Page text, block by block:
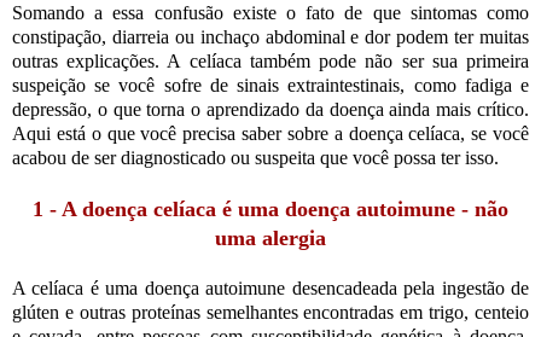
Somando a essa confusão existe o fato de que sintomas como
constipação, diarreia ou inchaço abdominal e dor podem ter muitas
outras explicações. A celíaca também pode não ser sua primeira
suspeição se você sofre de sinais extraintestinais, como fadiga e
depressão, o que torna o aprendizado da doença ainda mais crítico.
Aqui está o que você precisa saber sobre a doença celíaca, se você
acabou de ser diagnosticado ou suspeita que você possa ter isso.
1 - A doença celíaca é uma doença autoimune - não
uma alergia
A celíaca é uma doença autoimune desencadeada pela ingestão de
glúten e outras proteínas semelhantes encontradas em trigo, centeio